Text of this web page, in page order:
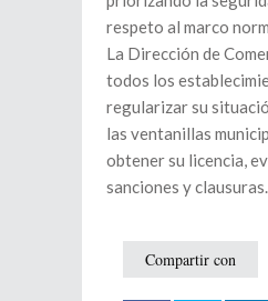
respeto al marco
La Dirección de
todos los
regularizar su
las ventanillas
obtener su licencia,
sanciones y clausuras.
Compartir con